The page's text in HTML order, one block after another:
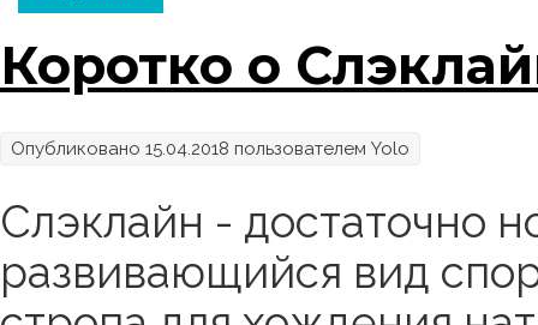
Коротко о
Опубликовано 15.04.2018 пользователем Yolo
Слэклайн - достаточно
развивающийся вид